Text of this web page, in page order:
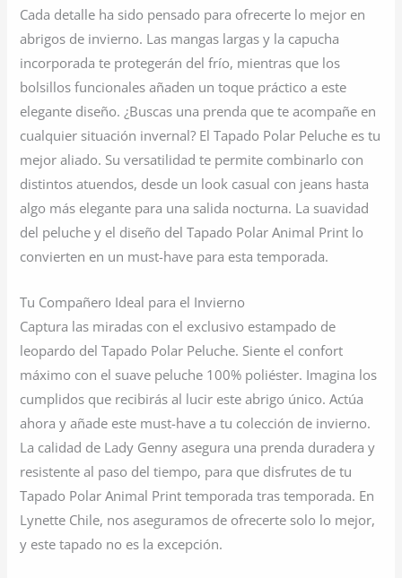
Cada detalle ha sido pensado para ofrecerte lo mejor en
abrigos de invierno. Las mangas largas y la capucha
incorporada te protegerán del frío, mientras que los
bolsillos funcionales añaden un toque práctico a este
elegante diseño. ¿Buscas una prenda que te acompañe en
cualquier situación invernal? El Tapado Polar Peluche es tu
mejor aliado. Su versatilidad te permite combinarlo con
distintos atuendos, desde un look casual con jeans hasta
algo más elegante para una salida nocturna. La suavidad
del peluche y el diseño del Tapado Polar Animal Print lo
convierten en un must-have para esta temporada.
Tu Compañero Ideal para el Invierno
Captura las miradas con el exclusivo estampado de
leopardo del Tapado Polar Peluche. Siente el confort
máximo con el suave peluche 100% poliéster. Imagina los
cumplidos que recibirás al lucir este abrigo único. Actúa
ahora y añade este must-have a tu colección de invierno.
La calidad de Lady Genny asegura una prenda duradera y
resistente al paso del tiempo, para que disfrutes de tu
Tapado Polar Animal Print temporada tras temporada. En
Lynette Chile, nos aseguramos de ofrecerte solo lo mejor,
y este tapado no es la excepción.